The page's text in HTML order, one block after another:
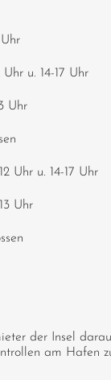
Uhr
Uhr u. 14-17 Uhr
Uhr
u. 14-17 Uhr
Uhr
der Insel
am Hafen